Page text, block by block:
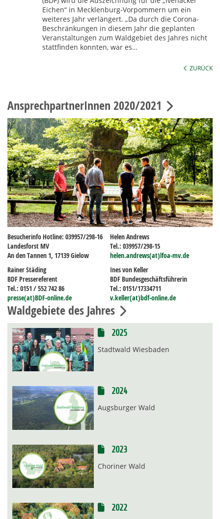
Eichen“ in Mecklenburg-Vorpommern um ein
weiteres Jahr verlängert. „Da durch die Corona-
Beschränkungen in diesem Jahr die geplanten
Veranstaltungen zum Waldgebiet des Jahres nicht
stattfinden konnten, war es…
ZURÜCK
AnsprechpartnerInnen 2020/2021
Besucherinfo Hotline: 039957/298-16
Landesforst MV
An den Tannen 1, 17139 Gielow
Helen Andrews
Tel.: 039957/298-15
helen.andrews(at)lfoa-mv.de
Rainer Städing
BDF Pressereferent
Tel.: 0151 / 552 742 86
presse(at)BDF-online.de
Ines von Keller
BDF Bundesgeschäftsführerin
Tel.: 0151/17334711
v.keller(at)bdf-online.de
Waldgebiete des Jahres
2025
Stadtwald Wiesbaden
2024
Augsburger Wald
2023
Choriner Wald
2022